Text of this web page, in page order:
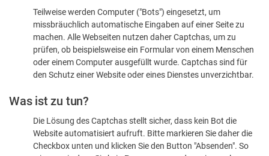
dass
sind
Teilweise werden Computer ("Bots") eingesetzt, um
missbräuchlich automatische Eingaben auf einer Seite zu
machen. Alle Webseiten nutzen daher Captchas, um zu
prüfen, ob beispielsweise ein Formular von einem Menschen
oder einem Computer ausgefüllt wurde. Captchas sind für
den Schutz einer Website oder eines Dienstes unverzichtbar.
Was ist zu tun?
Die Lösung des Captchas stellt sicher, dass kein Bot die
Website automatisiert aufruft. Bitte markieren Sie daher die
Checkbox unten und klicken Sie den Button "Absenden". So